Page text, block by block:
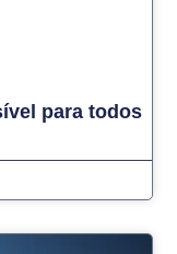
para todos